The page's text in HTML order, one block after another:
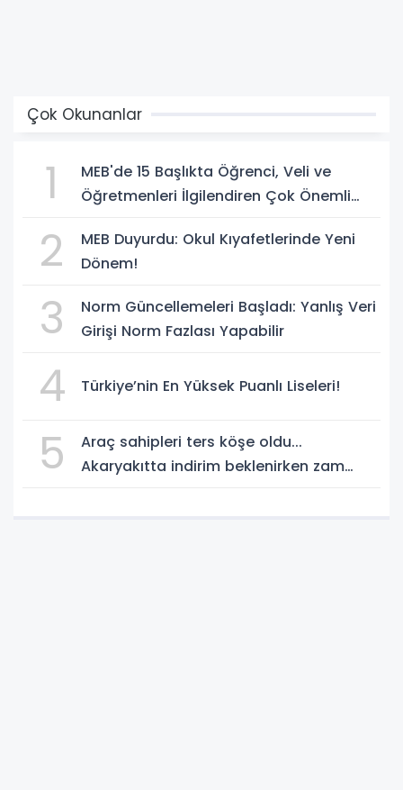
Çok Okunanlar
1
MEB'de 15 Başlıkta Öğrenci, Veli ve
Öğretmenleri İlgilendiren Çok Önemli
2
MEB Duyurdu: Okul Kıyafetlerinde Yeni
Dönem!
3
Norm Güncellemeleri Başladı: Yanlış Veri
Girişi Norm Fazlası Yapabilir
4 Türkiye’nin En Yüksek Puanlı Liseleri!
5
Araç sahipleri ters köşe oldu...
Akaryakıtta indirim beklenirken zam